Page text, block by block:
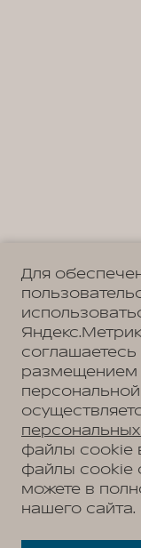
Для
размещением
файлы cookie
файлы cookie
можете в
нашего сайта.